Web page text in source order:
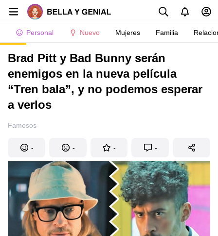
Personal Nuevo Mujeres Familia
Brad Pitt y Bad Bunny serán
enemigos en la nueva película
“Tren bala”, y no podemos esperar
a verlos
Famosos
- - - -